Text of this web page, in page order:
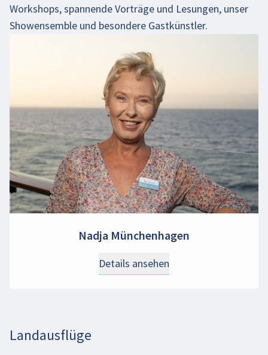
Workshops, spannende Vorträge und Lesungen, unser
Showensemble und besondere Gastkünstler.
Nadja Münchenhagen
Details ansehen
Landausflüge